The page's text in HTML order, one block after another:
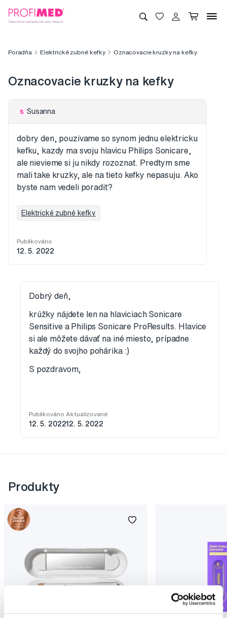
Poradňa Elektrické zubné kefky Oznacovacie kruzky na kefky
Oznacovacie kruzky na kefky
S Susanna
dobry den, pouzivame so synom jednu elektricku
kefku, kazdy ma svoju hlavicu Philips Sonicare,
ale nievieme si ju nikdy rozoznat. Predtym sme
mali take kruzky, ale na tieto kefky nepasuju. Ako
byste nam vedeli poradit?
Elektrické zubné kefky
Publikováno
12. 5. 2022
Dobrý deň,
krúžky nájdete len na hlaviciach Sonicare
Sensitive a Philips Sonicare ProResults. Hlavice
si ale môžete dávať na iné miesto, prípadne
každý do svojho pohárika :)
S pozdravom,
Publikováno
12. 5. 2022
Aktualizované
12. 5. 2022
Produkty